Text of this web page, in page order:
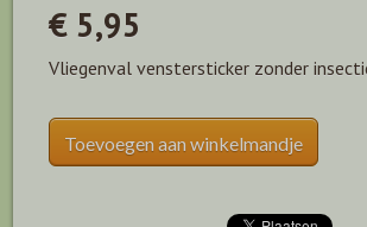
€ 5,95
Vliegenval venstersticker zonder
Toevoegen aan winkelmandje